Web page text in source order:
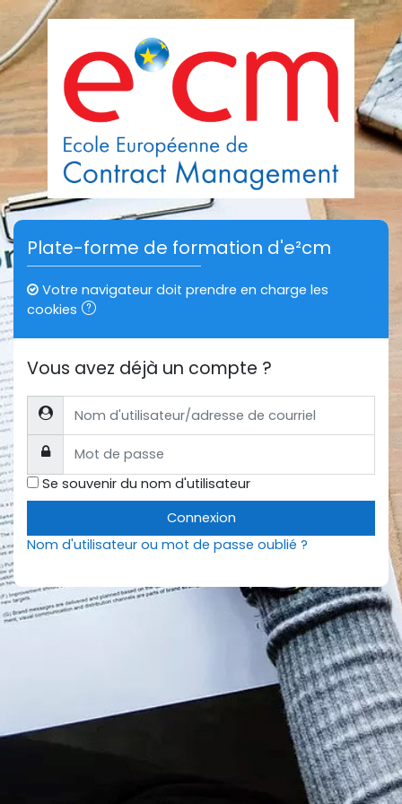
Passer au contenu principal
Plate-forme de formation d'e²cm
Votre navigateur doit prendre en charge les
cookies
Vous avez déjà un compte ?
Nom d'utilisateur/adresse de courriel
Mot de passe
Se souvenir du nom d'utilisateur
Connexion
Nom d'utilisateur ou mot de passe oublié ?